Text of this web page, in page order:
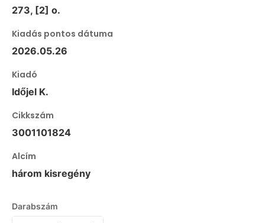
273, [2] o.
Kiadás pontos dátuma
2026.05.26
Kiadó
Időjel K.
Cikkszám
3001101824
Alcím
három kisregény
Darabszám